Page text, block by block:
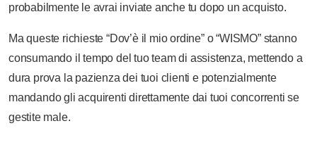
probabilmente le avrai inviate anche tu dopo un acquisto.
Ma queste richieste “Dov’è il mio ordine” o “WISMO” stanno
consumando il tempo del tuo team di assistenza, mettendo a
dura prova la pazienza dei tuoi clienti e potenzialmente
mandando gli acquirenti direttamente dai tuoi concorrenti se
gestite male.